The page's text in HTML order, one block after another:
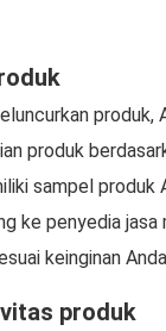
produk,
produk
sampel produk
ke penyedia
keinginan
produk